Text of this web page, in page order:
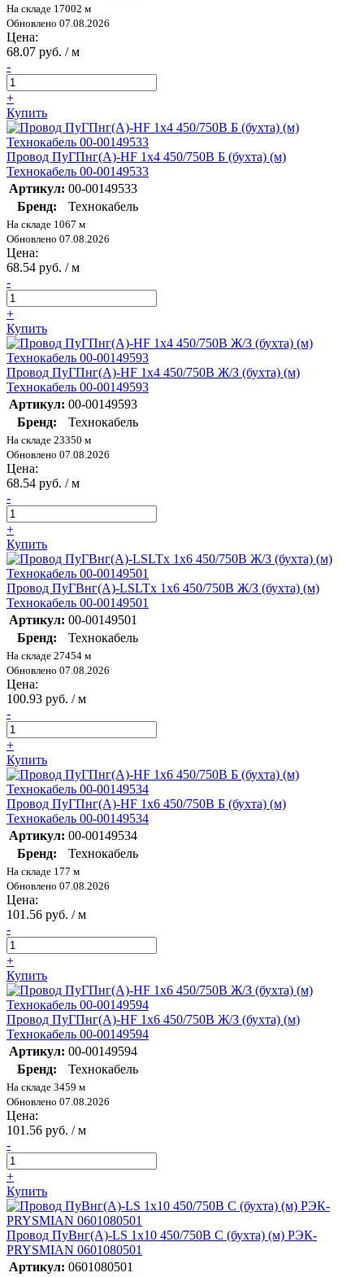
На складе 17002 м
Обновлено 07.08.2026
Цена:
68.07 руб. / м
-
+
Купить
Провод ПуГПнг(А)-HF 1х4 450/750В Б (бухта) (м)
Технокабель 00-00149533
Артикул: 00-00149533
Бренд:
Технокабель
На складе 1067 м
Обновлено 07.08.2026
Цена:
68.54 руб. / м
-
+
Купить
Провод ПуГПнг(А)-HF 1х4 450/750В Ж/З (бухта) (м)
Технокабель 00-00149593
Артикул: 00-00149593
Бренд:
Технокабель
На складе 23350 м
Обновлено 07.08.2026
Цена:
68.54 руб. / м
-
+
Купить
Провод ПуГВнг(А)-LSLTx 1х6 450/750В Ж/З (бухта) (м)
Технокабель 00-00149501
Артикул: 00-00149501
Бренд:
Технокабель
На складе 27454 м
Обновлено 07.08.2026
Цена:
100.93 руб. / м
-
+
Купить
Провод ПуГПнг(А)-HF 1х6 450/750В Б (бухта) (м)
Технокабель 00-00149534
Артикул: 00-00149534
Бренд:
Технокабель
На складе 177 м
Обновлено 07.08.2026
Цена:
101.56 руб. / м
-
+
Купить
Провод ПуГПнг(А)-HF 1х6 450/750В Ж/З (бухта) (м)
Технокабель 00-00149594
Артикул: 00-00149594
Бренд:
Технокабель
На складе 3459 м
Обновлено 07.08.2026
Цена:
101.56 руб. / м
-
+
Купить
Провод ПуВнг(А)-LS 1х10 450/750В С (бухта) (м) РЭК-
PRYSMIAN 0601080501
Артикул: 0601080501